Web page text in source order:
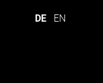
DE EN